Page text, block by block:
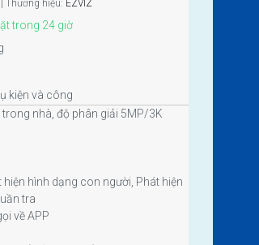
Thương hiệu: EZVIZ
trong 24 giờ
kiện và công
nhà, độ phân giải 5MP/3K
hình dạng con người, Phát hiện
tra
về APP